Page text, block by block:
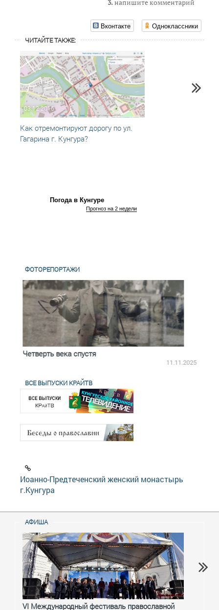
3.напишите комментарий
Вконтакте Одноклассники
ЧИТАЙТЕ ТАКЖЕ:
03.12.2016
Как отремонтируют дорогу по ул.
Гагарина г. Кунгура?
Погода в Кунгуре
Прогноз на 2 недели
ФОТОРЕПОРТАЖИ
Четверть века спустя
11.11.2025
ВСЕ ВЫПУСКИ КРАЙТВ
Иоанно-Предтеченский женский монастырь
г.Кунгура
АФИША
VI Международный фестиваль православной